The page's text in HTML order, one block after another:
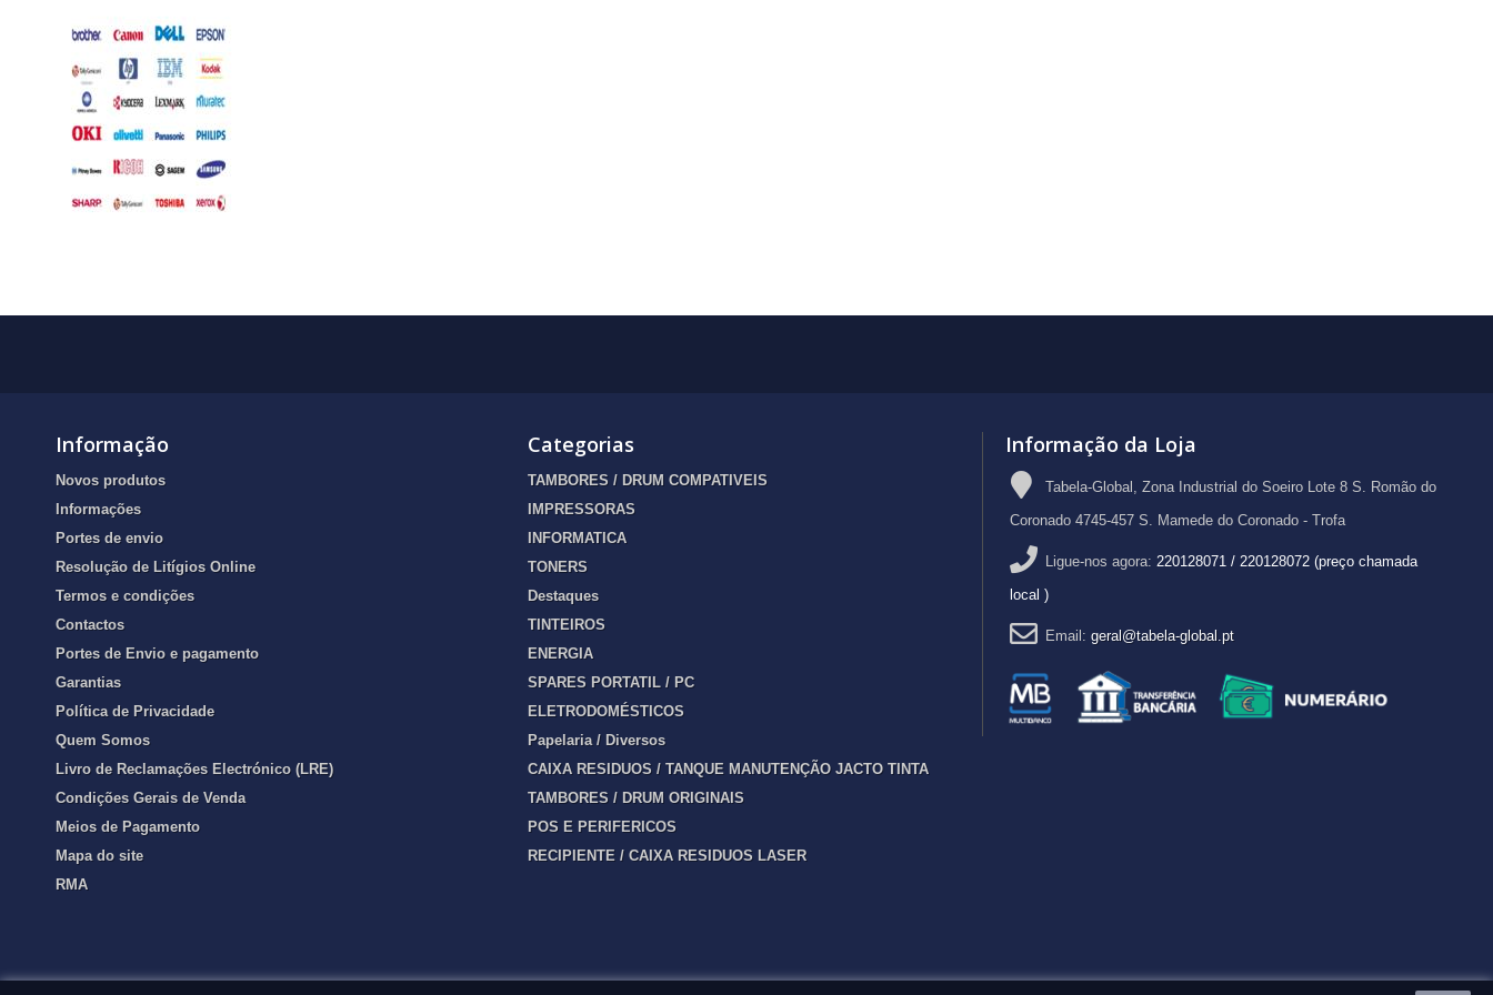
Informação
Novos produtos
Informações
Portes de envio
Resolução de Litígios Online
Termos e condições
Contactos
Portes de Envio e pagamento
Garantias
Política de Privacidade
Quem Somos
Livro de Reclamações Electrónico (LRE)
Condições Gerais de Venda
Meios de Pagamento
Mapa do site
RMA
Categorias
TAMBORES / DRUM COMPATIVEIS
IMPRESSORAS
INFORMATICA
TONERS
Destaques
TINTEIROS
ENERGIA
SPARES PORTATIL / PC
ELETRODOMÉSTICOS
Papelaria / Diversos
CAIXA RESIDUOS / TANQUE MANUTENÇÃO JACTO TINTA
TAMBORES / DRUM ORIGINAIS
POS E PERIFERICOS
RECIPIENTE / CAIXA RESIDUOS LASER
Informação da Loja
Tabela-Global, Zona Industrial do Soeiro Lote 8 S. Romão do
Coronado 4745-457 S. Mamede do Coronado - Trofa
Ligue-nos agora:220128071 / 220128072 (preço chamada
local )
Email:geral@tabela-global.pt